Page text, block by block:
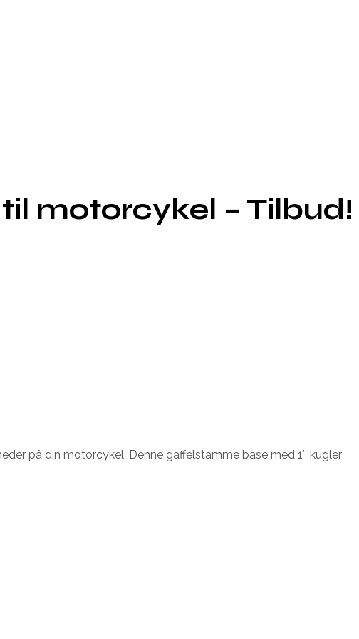
motorcykel – Tilbud!
på din motorcykel. Denne gaffelstamme base med 1″ kugler